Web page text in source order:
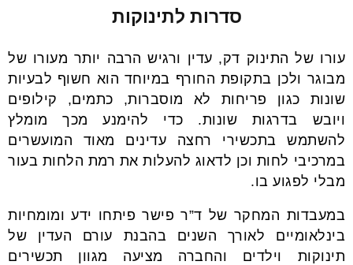
סדרות לתינוקות
עורו של התינוק דק, עדין ורגיש הרבה יותר מעורו של
מבוגר ולכן בתקופת החורף במיוחד הוא חשוף לבעיות
שונות כגון פריחות לא מוסברות, כתמים, קילופים
ויובש בדרגות שונות. כדי להימנע מכך מומלץ
להשתמש בתכשירי רחצה עדינים מאוד המועשרים
במרכיבי לחות וכן לדאוג להעלות את רמת הלחות בעור
מבלי לפגוע בו.
במעבדות המחקר של ד”ר פישר פיתחו ידע ומומחיות
בינלאומיים לאורך השנים בהבנת עורם העדין של
תינוקות וילדים והחברה מציעה מגוון תכשירים